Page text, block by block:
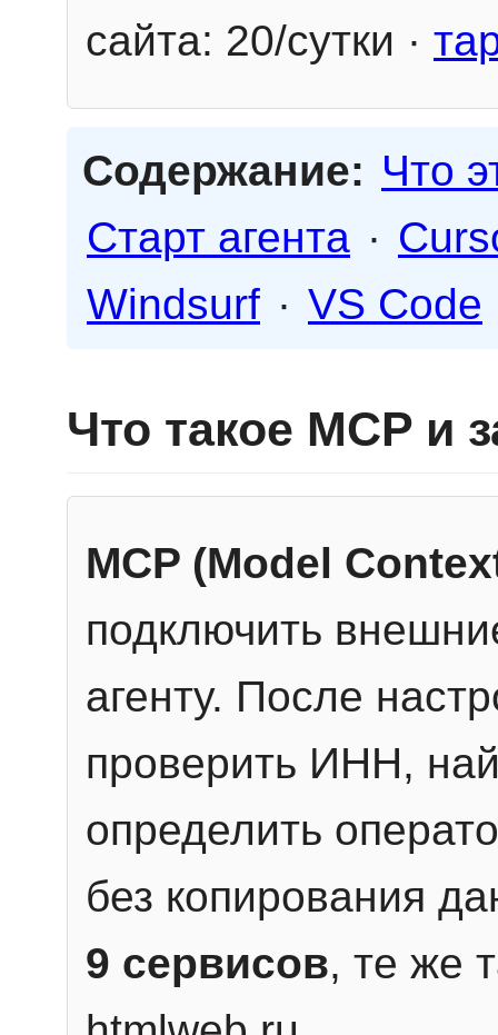
сайта: 20/сутки ·
Содержание: Что
Старт агента ·
Windsurf · VS Code
Что такое MCP и
MCP (Model
подключить
агенту. После
проверить ИНН,
определить
без копирования
9 сервисов, те же